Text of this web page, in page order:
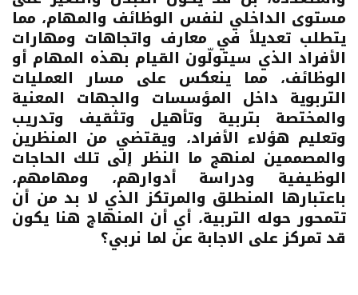
مستوى الداخلي لنفس الوظائف والمهام، مما
يتطلب تعديلاً في معارف واتجاهات ومهارات
الأفراد الذي سيتولّون القيام بهذه المهام أو
الوظائف، مما ينعكس على مسار العمليات
التربوية داخل المؤسسات والجهات المعنية
والمختصة بتربية وتأهيل وتثقيف وتدريب
وتعليم هؤلاء الأفراد، ويقتضي من المنظرين
والمصممين لمنهج ما النظر إلى تلك الحاجات
الوظيفية ودراسة أدوارهم، ومهامهم،
باعتبارها المنطلق والمرتكز الذي لا بد من أن
تتمحور حوله التربية، أي أن المنهاج هنا يكون
قد تمركز على الاجابة عن لما نربي؟